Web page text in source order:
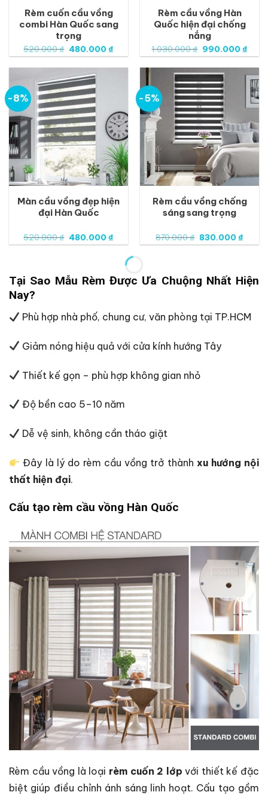
Rèm cuốn cầu vồng
combi Hàn Quốc sang
trọng
520.000₫ Giá
gốc
520.000 ₫.
480.000 ₫Giá
hiện
Rèm cầu vồng Hàn
Quốc hiện đại chống
nắng
1.030.000₫ Giá
gốc
1.030.000 ₫.
990.000 ₫Giá
hiện
-8%
Màn cầu vồng đẹp hiện
đại Hàn Quốc
520.000₫ Giá
gốc
480.000 ₫Giá
hiện
480.000 ₫.
-5%
Rèm cầu vồng chống
sáng sang trọng
870.000₫ Giá
gốc
830.000 ₫Giá
hiện
Tại Sao Mẫu Rèm Được Ưa Chuộng Nhất Hiện
Nay?
Phù hợp nhà phố, chung cư, văn phòng tại TP.HCM
Giảm nóng hiệu quả với cửa kính hướng Tây
Thiết kế gọn – phù hợp không gian nhỏ
Độ bền cao 5–10 năm
Dễ vệ sinh, không cần tháo giặt
Đây là lý do rèm cầu vồng trở thành xu hướng nội
thất hiện đại.
Cấu tạo rèm cầu vồng Hàn Quốc
Rèm cầu vồng là loại rèm cuốn 2 lớp với thiết kế đặc
biệt giúp điều chỉnh ánh sáng linh hoạt. Cấu tạo gồm